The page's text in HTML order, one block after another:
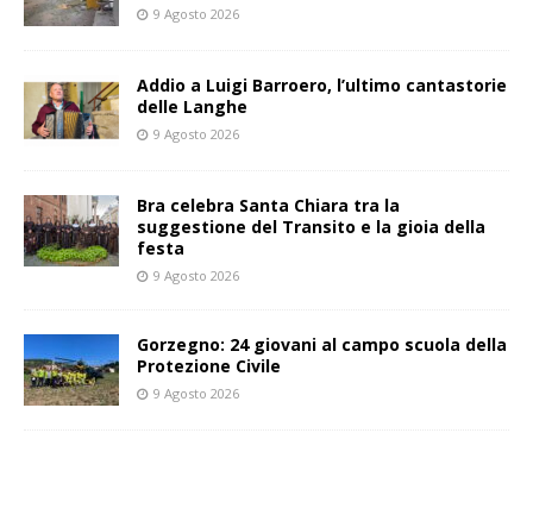
9 Agosto 2026
Addio a Luigi Barroero, l’ultimo cantastorie
delle Langhe
9 Agosto 2026
Bra celebra Santa Chiara tra la
suggestione del Transito e la gioia della
festa
9 Agosto 2026
Gorzegno: 24 giovani al campo scuola della
Protezione Civile
9 Agosto 2026